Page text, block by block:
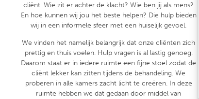
cliënt. Wie zit er achter de klacht? Wie ben jij als mens?
En hoe kunnen wij jou het beste helpen? Die hulp bieden
wij in een informele sfeer met een huiselijk gevoel.
We vinden het namelijk belangrijk dat onze cliënten zich
prettig en thuis voelen. Hulp vragen is al lastig genoeg.
Daarom staat er in iedere ruimte een fijne stoel zodat de
cliënt lekker kan zitten tijdens de behandeling. We
proberen in alle kamers zacht licht te creëren. In deze
ruimte hebben we dat gedaan door middel van